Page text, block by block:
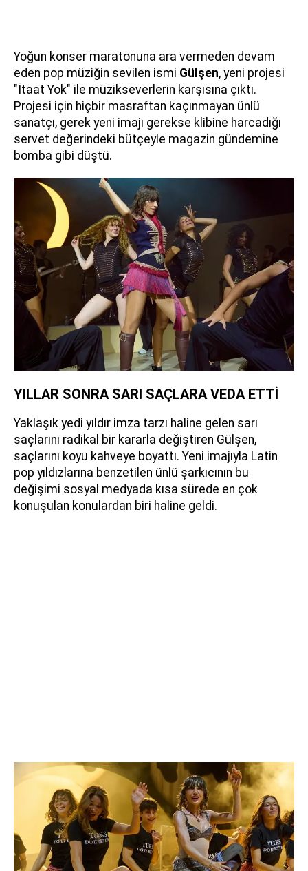
Yoğun konser maratonuna ara vermeden devam
eden pop müziğin sevilen ismi Gülşen, yeni projesi
"İtaat Yok" ile müzikseverlerin karşısına çıktı.
Projesi için hiçbir masraftan kaçınmayan ünlü
sanatçı, gerek yeni imajı gerekse klibine harcadığı
servet değerindeki bütçeyle magazin gündemine
bomba gibi düştü.
YILLAR SONRA SARI SAÇLARA VEDA ETTİ
Yaklaşık yedi yıldır imza tarzı haline gelen sarı
saçlarını radikal bir kararla değiştiren Gülşen,
saçlarını koyu kahveye boyattı. Yeni imajıyla Latin
pop yıldızlarına benzetilen ünlü şarkıcının bu
değişimi sosyal medyada kısa sürede en çok
konuşulan konulardan biri haline geldi.